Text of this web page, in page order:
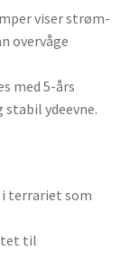
viser strøm-
overvåge
med 5-års
ydeevne.
terrariet som
til